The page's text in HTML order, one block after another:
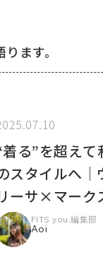
ます。
着る”を超えて
スタイルへ｜
ーサ×マーク
ーコラボイン
FITS you.編集部
Aoi